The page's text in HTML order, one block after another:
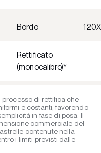
Bordo
Rettificato
(monocalibro)*
processo di rettifica che
e costanti, favorendo
in fase di posa. Il
commerciale del
contenute nella
i limiti previsti dalle